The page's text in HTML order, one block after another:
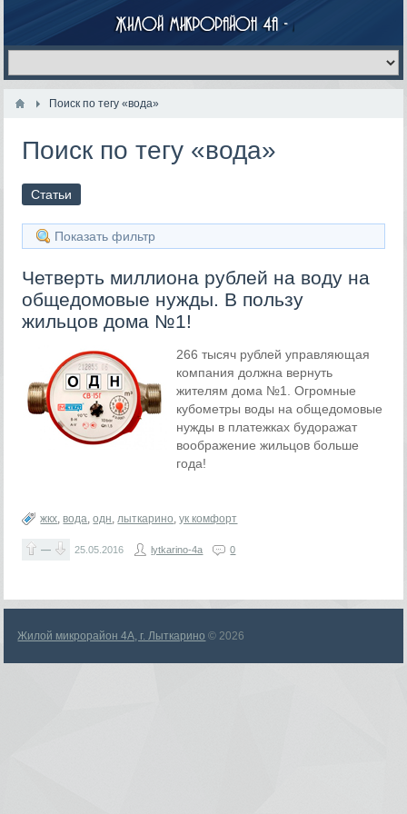
Поиск по тегу «вода»
Поиск по тегу «вода»
Статьи
Показать фильтр
Четверть миллиона рублей на воду на
общедомовые нужды. В пользу
жильцов дома №1!
266 тысяч рублей управляющая
компания должна вернуть
жителям дома №1. Огромные
кубометры воды на общедомовые
нужды в платежках будоражат
воображение жильцов больше
года!
жкх, вода,одн,лыткарино,ук комфорт
— 25.05.2016 lytkarino-4a 0
Жилой микрорайон 4А, г. Лыткарино © 2026